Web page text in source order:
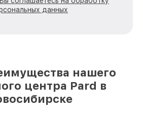
данных
нашего
центра Pard в